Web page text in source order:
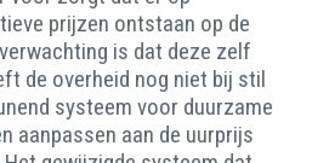
prijzen ontstaan op de
is dat deze zelf
de overheid nog niet bij stil
systeem voor duurzame
aanpassen aan de uurprijs